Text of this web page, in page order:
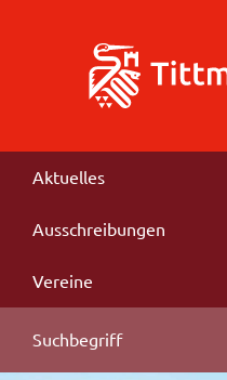
Aktuelles
Ausschreibungen
Vereine